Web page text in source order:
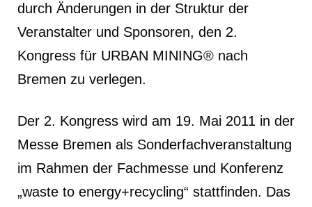
durch Änderungen in der Struktur der
Veranstalter und Sponsoren, den 2.
Kongress für URBAN MINING® nach
Bremen zu verlegen.
Der 2. Kongress wird am 19. Mai 2011 in der
Messe Bremen als Sonderfachveranstaltung
im Rahmen der Fachmesse und Konferenz
„waste to energy+recycling“ stattfinden. Das